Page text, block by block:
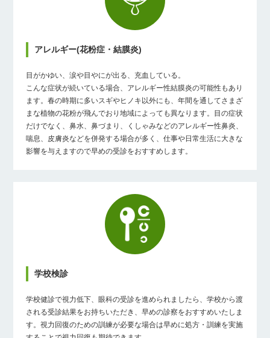
アレルギー(花粉症・結膜炎)
目がかゆい、涙や目やにが出る、充血している。
こんな症状が続いている場合、アレルギー性結膜炎の可能性もあり
ます。春の時期に多いスギやヒノキ以外にも、年間を通してさまざ
まな植物の花粉が飛んでおり地域によっても異なります。目の症状
だけでなく、鼻水、鼻づまり、くしゃみなどのアレルギー性鼻炎、
喘息、皮膚炎などを併発する場合が多く、仕事や日常生活に大きな
影響を与えますので早めの受診をおすすめします。
学校検診
学校健診で視力低下、眼科の受診を進められましたら、学校から渡
される受診結果をお持ちいただき、早めの診察をおすすめいたしま
す。視力回復のための訓練が必要な場合は早めに処方・訓練を実施